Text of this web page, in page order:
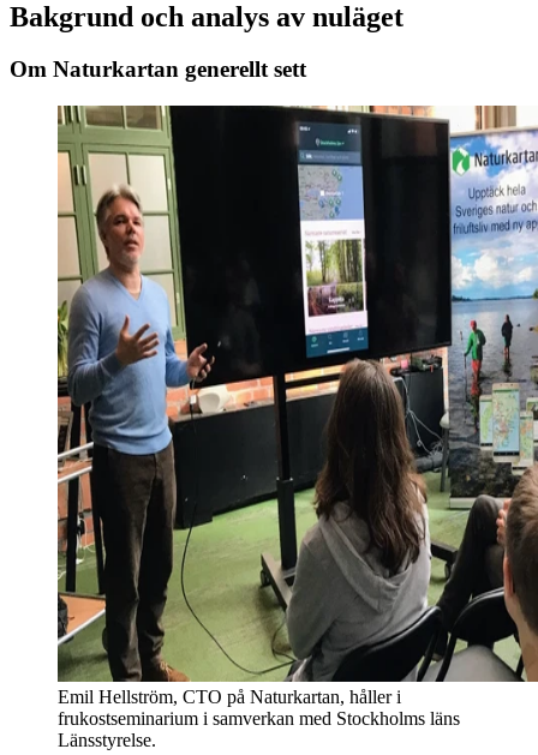
Bakgrund och analys av nuläget
Om Naturkartan generellt sett
Emil Hellström, CTO på Naturkartan, håller i
frukostseminarium i samverkan med Stockholms läns
Länsstyrelse.